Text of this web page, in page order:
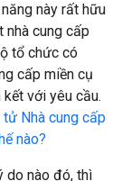
này rất hữu
cung cấp
tổ chức có
cấp miền cụ
với yêu cầu.
tử Nhà cung cấp
nào?
do nào đó, thì